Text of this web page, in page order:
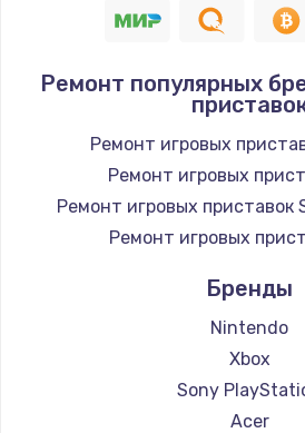
Ремонт популярных
Ремонт игровых
Ремонт игровых
Ремонт игровых приставок
Ремонт игровых
Бренды
Nintendo
Xbox
Sony
Acer